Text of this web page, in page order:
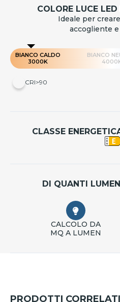
COLORE LUCE
Ideale per
accogliente
BIANCO CALDO
3000K
BIANCO
CRI>90
CLASSE
DI QUANTI
CALCOLO DA
MQ A LUMEN
PRODOTTI CORRELATI